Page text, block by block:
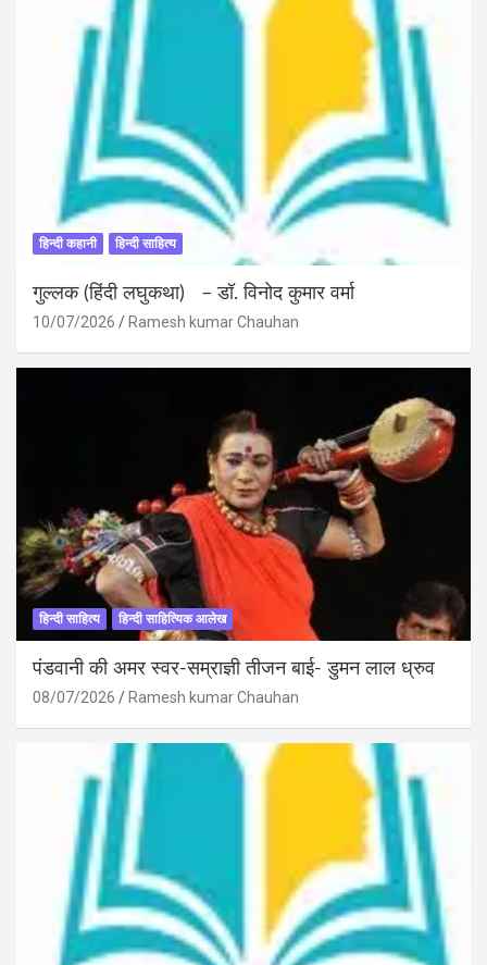
हिन्दी कहानी हिन्दी साहित्य
गुल्लक (हिंदी लघुकथा) – डॉ. विनोद कुमार वर्मा
10/07/2026 Ramesh kumar Chauhan
हिन्दी साहित्य हिन्दी साहित्यिक आलेख
पंडवानी की अमर स्वर-सम्राज्ञी तीजन बाई- डुमन लाल ध्रुव
08/07/2026 Ramesh kumar Chauhan